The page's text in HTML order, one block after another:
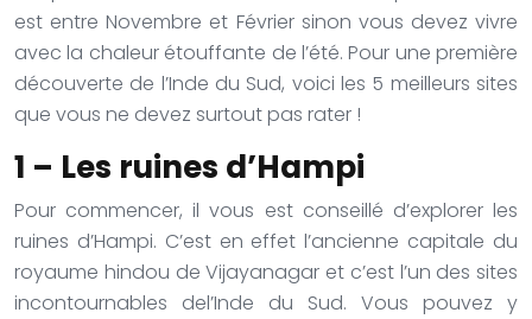
est entre Novembre et Février sinon vous devez vivre
avec la chaleur étouffante de l’été. Pour une première
découverte de l’Inde du Sud, voici les 5 meilleurs sites
que vous ne devez surtout pas rater !
1 – Les ruines d’Hampi
Pour commencer, il vous est conseillé d’explorer les
ruines d’Hampi. C’est en effet l’ancienne capitale du
royaume hindou de Vijayanagar et c’est l’un des sites
incontournables del’Inde du Sud. Vous pouvez y